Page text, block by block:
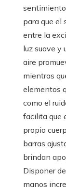
para que el
entre la
luz suave y
aire
mientras
elementos
como el
facilita que
propio
barras
brindan
Disponer
manos